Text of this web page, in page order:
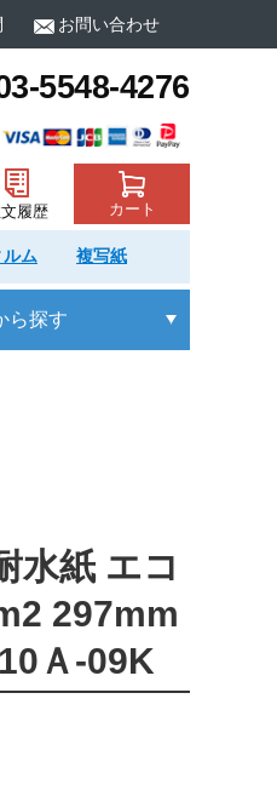
お問い合わせ
5548-4276
履歴 カート
ム 複写紙
ら探す
水紙 エコ
297mm
Ａ-09K